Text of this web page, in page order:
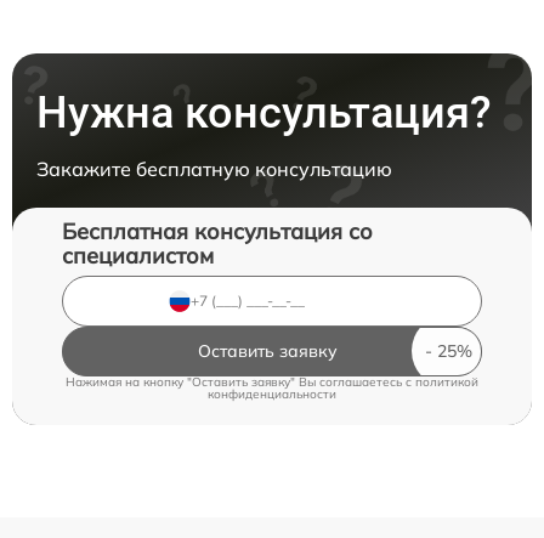
Нужна консультация?
Закажите бесплатную консультацию
Бесплатная консультация со
специалистом
Оставить заявку
Нажимая на кнопку "Оставить заявку" Вы соглашаетесь cполитикой
конфиденциальности